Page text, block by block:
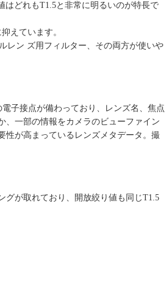
はどれもT1.5と非常に明るいのが特長で
えています。
レン ズ用フィルター、その両方が使いや
子接点が備わっており、レンズ名、焦点
、一部の情報をカメラのビューファイン
性が高まっているレンズメタデータ。撮
グが取れており、開放絞り値も同じT1.5